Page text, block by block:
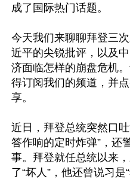
成了国际热门话题。
今天我们来聊聊拜登三次
近平的尖锐批评，以及
济面临怎样的崩盘危机
得订阅我们的频道，并
享。
近日，拜登总统突然口
答作响的定时炸弹”，还
事。拜登就任总统以来
了“坏人”，他还曾说习是